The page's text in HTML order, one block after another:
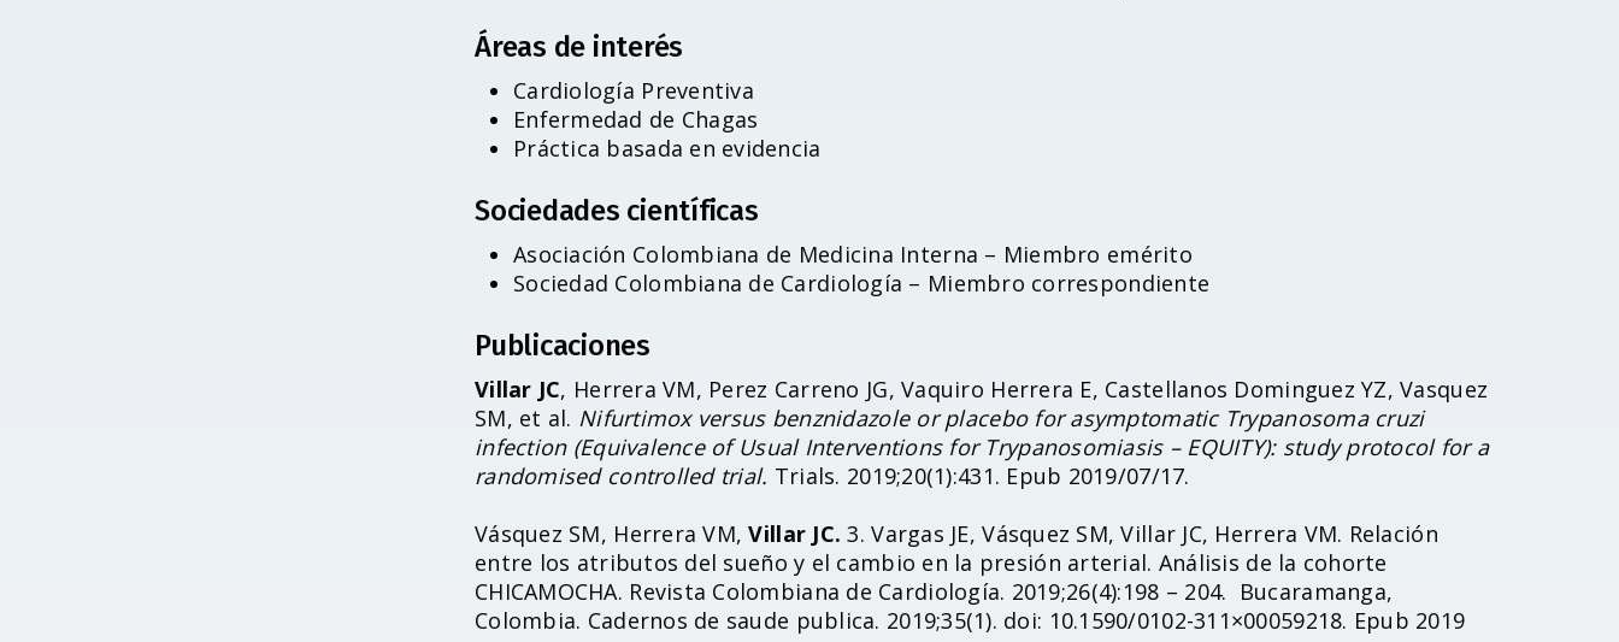
Áreas de interés
Cardiología Preventiva
Enfermedad de Chagas
Práctica basada en evidencia
Sociedades científicas
Asociación Colombiana de Medicina Interna – Miembro emérito
Sociedad Colombiana de Cardiología – Miembro correspondiente
Publicaciones
Villar JC, Herrera VM, Perez Carreno JG, Vaquiro Herrera E, Castellanos Dominguez YZ, Vasquez
SM, et al. Nifurtimox versus benznidazole or placebo for asymptomatic Trypanosoma cruzi
infection (Equivalence of Usual Interventions for Trypanosomiasis – EQUITY): study protocol for a
randomised controlled trial. Trials. 2019;20(1):431. Epub 2019/07/17.
Vásquez SM, Herrera VM,Villar JC. 3. Vargas JE, Vásquez SM, Villar JC, Herrera VM. Relación
entre los atributos del sueño y el cambio en la presión arterial. Análisis de la cohorte
CHICAMOCHA. Revista Colombiana de Cardiología. 2019;26(4):198 – 204. Bucaramanga,
Colombia. Cadernos de saude publica. 2019;35(1). doi: 10.1590/0102-311×00059218. Epub 2019